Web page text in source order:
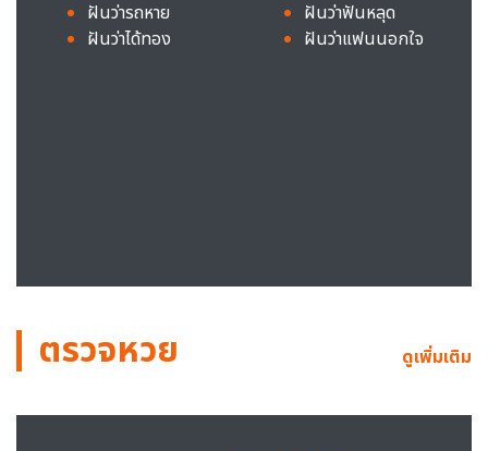
ฝันว่ารถหาย
ฝันว่าได้ทอง
ฝันว่าฟันหลุด
ฝันว่าแฟนนอกใจ
ตรวจหวย ดูเพิ่มเติม